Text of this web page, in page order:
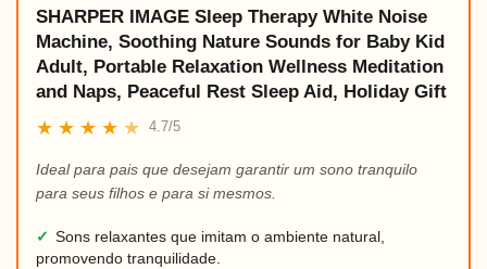
SHARPER IMAGE Sleep Therapy White Noise
Machine, Soothing Nature Sounds for Baby Kid
Adult, Portable Relaxation Wellness Meditation
and Naps, Peaceful Rest Sleep Aid, Holiday Gift
★ ★ ★ ★ ★ 4.7/5
Ideal para pais que desejam garantir um sono tranquilo
para seus filhos e para si mesmos.
✓ Sons relaxantes que imitam o ambiente natural,
promovendo tranquilidade.